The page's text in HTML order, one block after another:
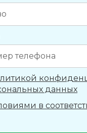
данных
в